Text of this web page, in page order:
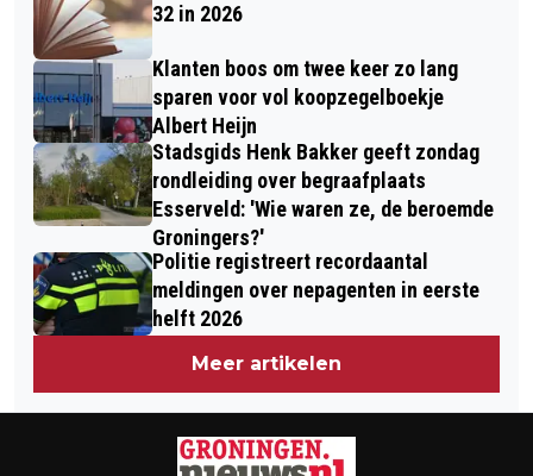
32 in 2026
Klanten boos om twee keer zo lang
sparen voor vol koopzegelboekje
Albert Heijn
Stadsgids Henk Bakker geeft zondag
rondleiding over begraafplaats
Esserveld: 'Wie waren ze, de beroemde
Groningers?'
Politie registreert recordaantal
meldingen over nepagenten in eerste
helft 2026
Meer artikelen